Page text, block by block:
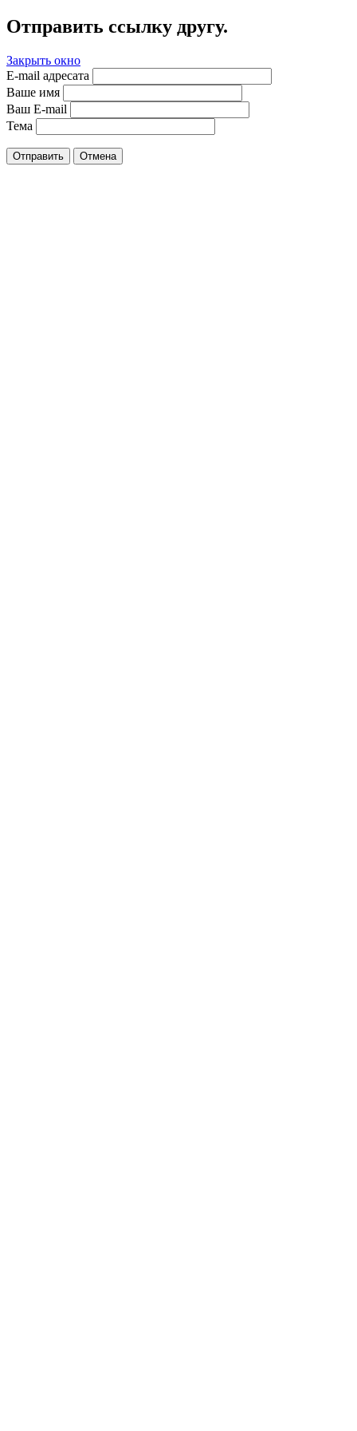
Отправить ссылку другу.
Закрыть окно
E-mail адресата
Ваше имя
Ваш E-mail
Тема
Отправить Отмена